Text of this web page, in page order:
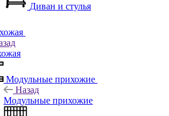
Диван и стулья
Модульные прихожие
Назад
Модульные прихожие